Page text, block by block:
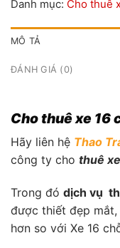
Danh mục: Cho thuê
MÔ TẢ
ĐÁNH GIÁ (0)
Cho thuê xe 16
Hãy liên hệ Thao
công ty cho thuê
Trong đó dịch vụ
được thiết đẹp
hơn so với Xe 16